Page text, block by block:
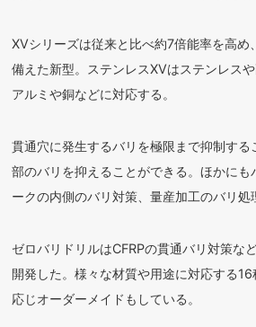
XVシリーズは従来と比べ約7倍能率を高め
備えた新型。ステンレスXVはステンレス
アルミや銅などに対応する。
貫通穴に発生するバリを極限まで抑制する
部のバリを抑えることができる。ほかにも
ークの内側のバリ対策、量産加工のバリ処
ゼロバリドリルはCFRPの貫通バリ対策な
開発した。様々な材質や用途に対応する
応じオーダーメイドもしている。